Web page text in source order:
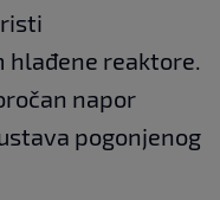
reaktore.
napor
pogonjenog